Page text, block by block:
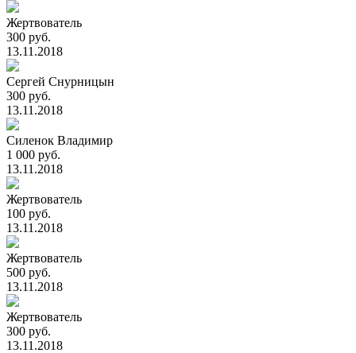
Жертвователь
300 руб.
13.11.2018
Сергей Снурницын
300 руб.
13.11.2018
Силенок Владимир
1 000 руб.
13.11.2018
Жертвователь
100 руб.
13.11.2018
Жертвователь
500 руб.
13.11.2018
Жертвователь
300 руб.
13.11.2018